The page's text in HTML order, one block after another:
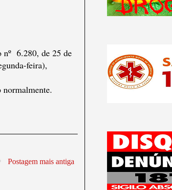
nº 6.280, de 25 de
feira),
normalmente.
Postagem mais antiga